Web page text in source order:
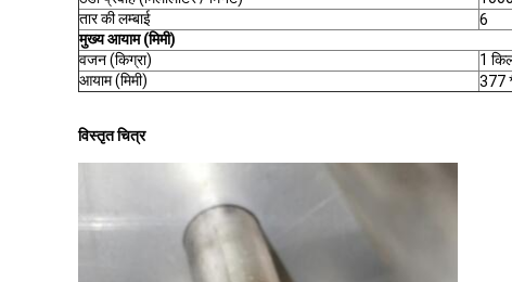
तार की लम्बाई
6
मुख्य आयाम (मिमी)
वजन (किग्रा)
1
आयाम (मिमी)
377
विस्तृत चित्र